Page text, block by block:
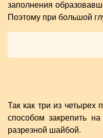
заполнения
Поэтому при большой
Так как три из четырех
способом закрепить
разрезной шайбой.